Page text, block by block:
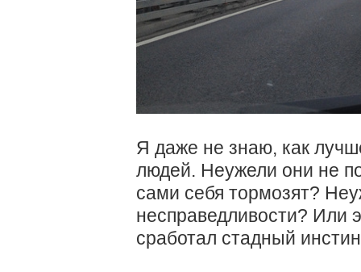
Я даже не знаю, как
людей. Неужели они не
сами себя тормозят?
несправедливости? Или
сработал стадный